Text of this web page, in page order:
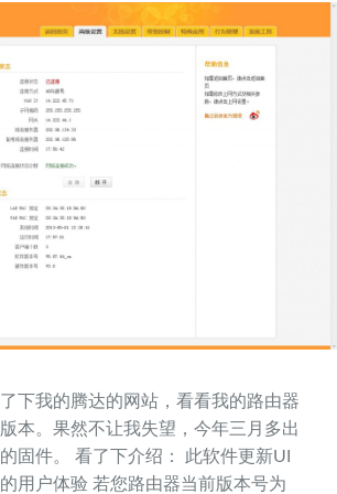
下我的腾达的网站，看看我的路由器
本。果然不让我失望，今年三月多出
固件。 看了下介绍： 此软件更新UI
用户体验 若您路由器当前版本号为